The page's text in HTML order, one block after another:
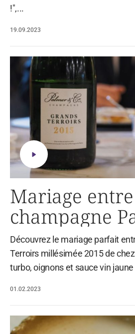
19.09.2023
!",...
01.02.2023
Mariage entre
champagne
L'Assiette
3*
Découvrez le mariage parfait
Terroirs millésimée 2015 de
turbo, oignons et sauce vin